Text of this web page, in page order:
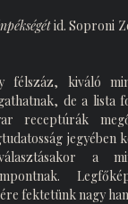
id. Soproni
félszáz, kiváló
de a lista
receptúrák
jegyében
a
fektetünk nagy